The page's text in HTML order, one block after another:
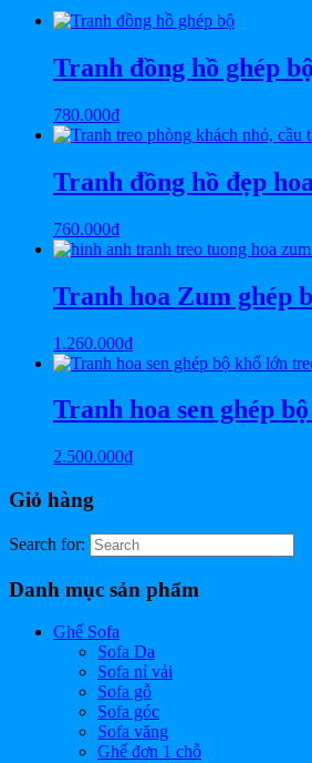
Tranh đồng hồ ghép
780.000₫
Tranh đồng hồ đẹp
760.000₫
Tranh hoa Zum ghép
1.260.000₫
Tranh hoa sen ghép
2.500.000₫
Giỏ hàng
Search for:
Danh mục sản phẩm
Ghế Sofa
Sofa Da
Sofa nỉ vải
Sofa gỗ
Sofa góc
Sofa văng
Ghế đơn 1 chỗ